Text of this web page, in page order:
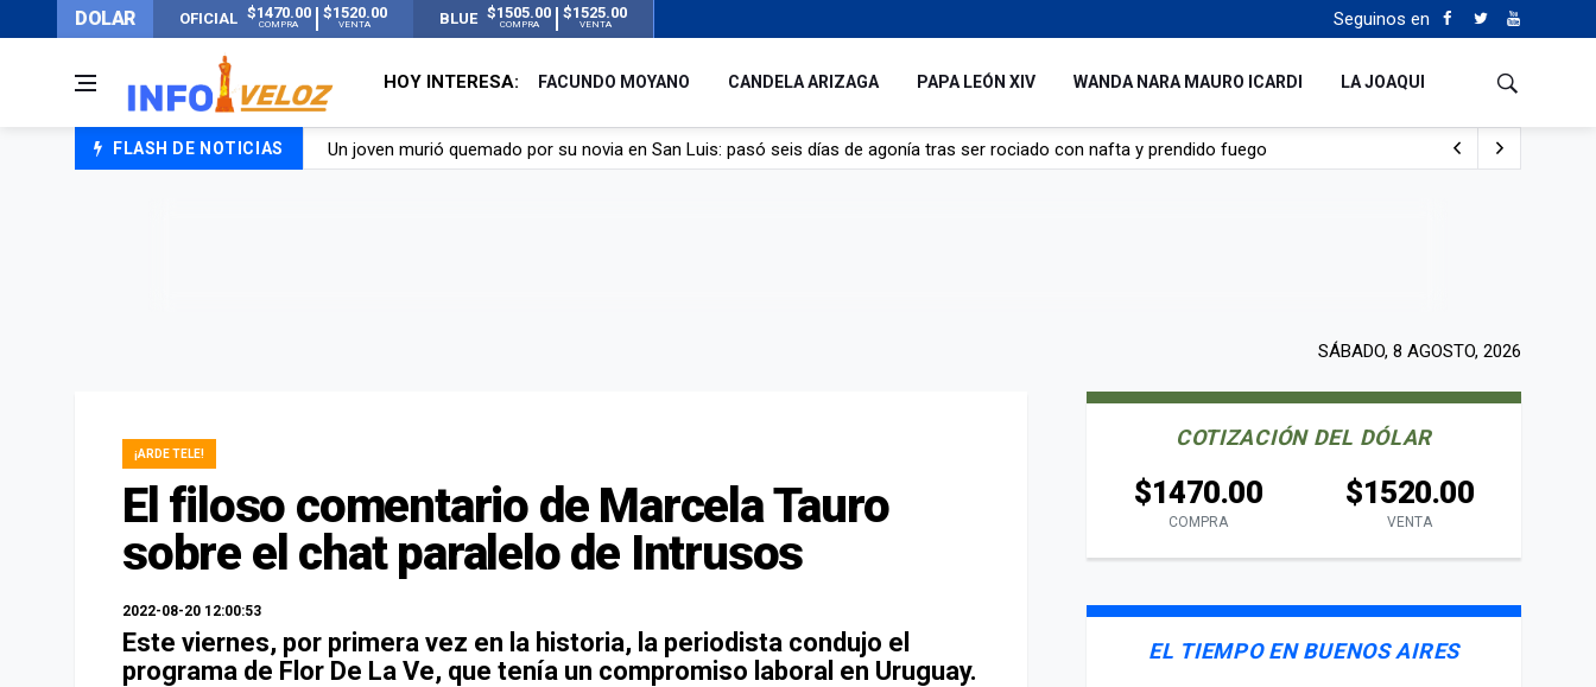
DOLAR OFICIAL $1470.00
COMPRA
$1520.00
VENTA BLUE $1505.00
COMPRA
$1525.00
VENTA Seguinos en
HOY INTERESA: FACUNDO MOYANO CANDELA ARIZAGA PAPA LEÓN XIV WANDA NARA MAURO ICARDI LA JOAQUI
FLASH DE NOTICIAS
Franco Colapinto contó que le robaron durante sus vacaciones en Italia: “Espero que los que se lo adueñaron lo disfruten”
SÁBADO, 8 AGOSTO, 2026
¡ARDE TELE!
El filoso comentario de Marcela Tauro
sobre el chat paralelo de Intrusos
2022-08-20 12:00:53
Este viernes, por primera vez en la historia, la periodista condujo el
programa de Flor De La Ve, que tenía un compromiso laboral en Uruguay.
COTIZACIÓN DEL DÓLAR
$1470.00
COMPRA
$1520.00
VENTA
EL TIEMPO EN BUENOS AIRES